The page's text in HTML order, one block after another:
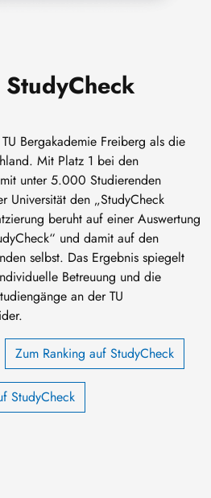
Bergakademie Freiberg als die
Mit Platz 1 bei den
unter 5.000 Studierenden
Universität den „StudyCheck
beruht auf einer Auswertung
und damit auf den
selbst. Das Ergebnis spiegelt
Betreuung und die
an der TU
Zum Ranking auf StudyCheck
StudyCheck